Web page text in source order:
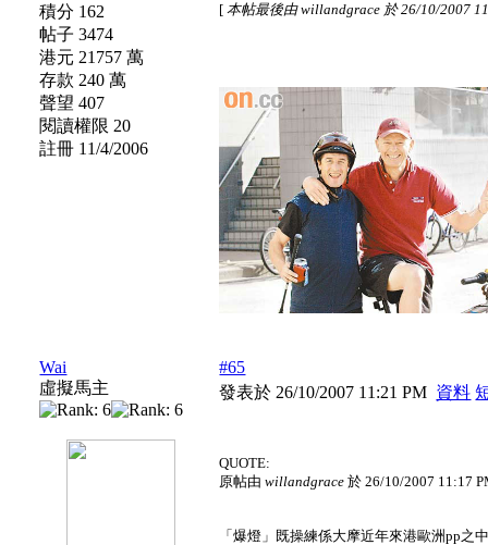
積分 162
帖子 3474
港元 21757 萬
存款 240 萬
聲望 407
閱讀權限 20
註冊 11/4/2006
[ 本帖最後由 willandgrace 於 26/10/2007
Wai
虛擬馬主
#65
發表於 26/10/2007 11:21 PM 資料
QUOTE:
原帖由willandgrace 於 26/10/2007 11:17
「爆燈」既操練係大摩近年來港歐洲pp